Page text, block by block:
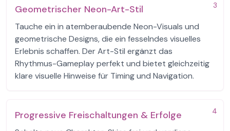
3
Geometrischer Neon-Art-Stil
Tauche ein in atemberaubende Neon-Visuals und
geometrische Designs, die ein fesselndes visuelles
Erlebnis schaffen. Der Art-Stil ergänzt das
Rhythmus-Gameplay perfekt und bietet gleichzeitig
klare visuelle Hinweise für Timing und Navigation.
4
Progressive Freischaltungen & Erfolge